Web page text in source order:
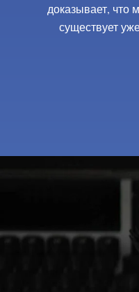
доказывает, что
существует